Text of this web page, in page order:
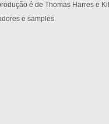
é de Thomas Harres e
e samples.